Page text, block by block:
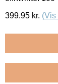
399.95 kr. (Vis